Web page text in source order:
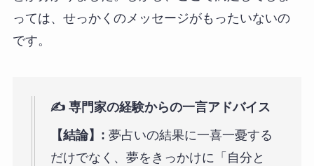
っては、せっかくのメッセージがもったいないの
です。
✍️ 専門家の経験からの一言アドバイス
【結論】: 夢占いの結果に一喜一憂する
だけでなく、夢をきっかけに「自分と